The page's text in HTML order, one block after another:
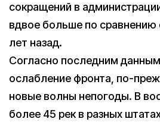
сокращений в
вдвое больше по сравнению
лет назад.
Согласно последним
ослабление фронта, по-
новые волны непогоды. В
более 45 рек в разных